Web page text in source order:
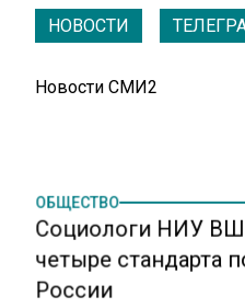
НОВОСТИ
Новости СМИ2
ОБЩЕСТВО
Социологи НИУ
четыре стандарта
России